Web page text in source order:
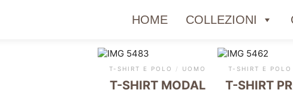
HOME COLLEZIONI
T-SHIRT E POLO / UOMO
T-SHIRT MODAL
T-SHIRT E POLO
T-SHIRT